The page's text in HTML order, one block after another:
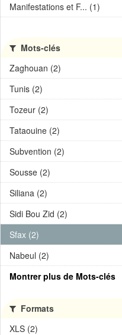
Manifestations et F... (1)
Mots-clés
Zaghouan (2)
Tunis (2)
Tozeur (2)
Tataouine (2)
Subvention (2)
Sousse (2)
Siliana (2)
Sidi Bou Zid (2)
Sfax (2)
Nabeul (2)
Montrer plus de Mots-clés
Formats
XLS (2)